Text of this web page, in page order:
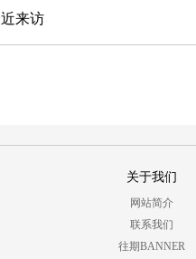
来访
关于我们
网站简介
联系我们
往期BANNER